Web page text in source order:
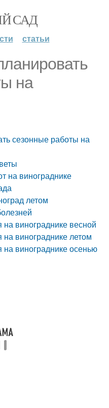
САД
статьи
на
сезонные работы на
на винограднике
летом
винограднике весной
винограднике летом
на винограднике осенью